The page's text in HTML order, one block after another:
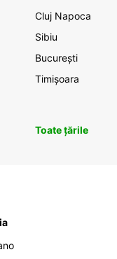
Cluj Napoca
Sibiu
București
Timișoara
Toate țările